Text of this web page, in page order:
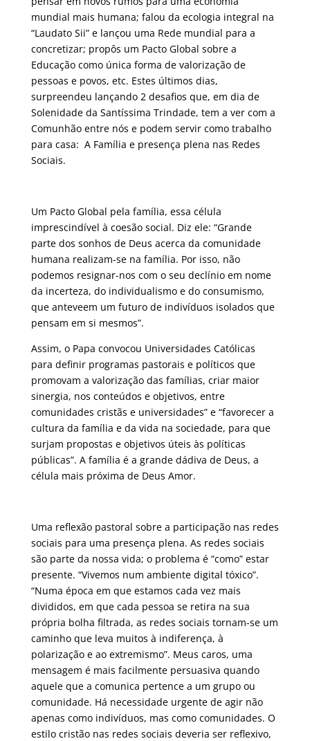
mundial mais humana; falou da ecologia integral na
“Laudato Sii” e lançou uma Rede mundial para a
concretizar; propôs um Pacto Global sobre a
Educação como única forma de valorização de
pessoas e povos, etc. Estes últimos dias,
surpreendeu lançando 2 desafios que, em dia de
Solenidade da Santíssima Trindade, tem a ver com a
Comunhão entre nós e podem servir como trabalho
para casa: A Família e presença plena nas Redes
Sociais.
Um Pacto Global pela família, essa célula
imprescindível à coesão social. Diz ele: “Grande
parte dos sonhos de Deus acerca da comunidade
humana realizam-se na família. Por isso, não
podemos resignar-nos com o seu declínio em nome
da incerteza, do individualismo e do consumismo,
que anteveem um futuro de indivíduos isolados que
pensam em si mesmos”.
Assim, o Papa convocou Universidades Católicas
para definir programas pastorais e políticos que
promovam a valorização das famílias, criar maior
sinergia, nos conteúdos e objetivos, entre
comunidades cristãs e universidades” e “favorecer a
cultura da família e da vida na sociedade, para que
surjam propostas e objetivos úteis às políticas
públicas”. A família é a grande dádiva de Deus, a
célula mais próxima de Deus Amor.
Uma reflexão pastoral sobre a participação nas redes
sociais para uma presença plena. As redes sociais
são parte da nossa vida; o problema é “como” estar
presente. “Vivemos num ambiente digital tóxico”.
“Numa época em que estamos cada vez mais
divididos, em que cada pessoa se retira na sua
própria bolha filtrada, as redes sociais tornam-se um
caminho que leva muitos à indiferença, à
polarização e ao extremismo”. Meus caros, uma
mensagem é mais facilmente persuasiva quando
aquele que a comunica pertence a um grupo ou
comunidade. Há necessidade urgente de agir não
apenas como indivíduos, mas como comunidades. O
estilo cristão nas redes sociais deveria ser reflexivo,